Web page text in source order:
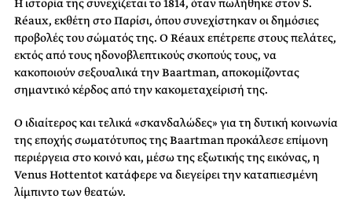
Η ιστορία της συνεχίζεται το 1814, όταν πωλήθηκε στον S.
Réaux, εκθέτη στο Παρίσι, όπου συνεχίστηκαν οι δημόσιες
προβολές του σώματός της. Ο Réaux επέτρεπε στους πελάτες,
εκτός από τους ηδονοβλεπτικούς σκοπούς τους, να
κακοποιούν σεξουαλικά την Baartman, αποκομίζοντας
σημαντικό κέρδος από την κακομεταχείρισή της.
Ο ιδιαίτερος και τελικά «σκανδαλώδες» για τη δυτική κοινωνία
της εποχής σωματότυπος της Baartman προκάλεσε επίμονη
περιέργεια στο κοινό και, μέσω της εξωτικής της εικόνας, η
Venus Hottentot κατάφερε να διεγείρει την καταπιεσμένη
λίμπιντο των θεατών.